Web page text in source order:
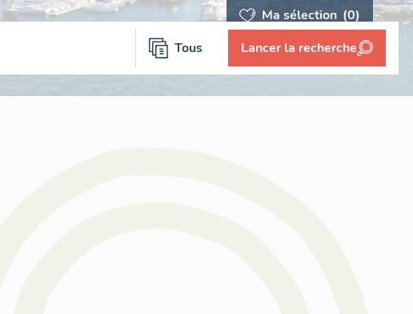
Ma sélection (0)
Tous Lancer la recherche